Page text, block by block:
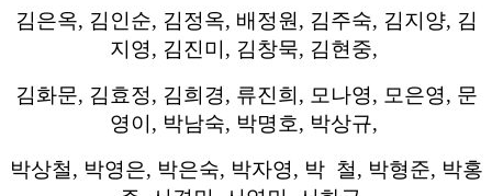
김은옥, 김인순, 김정옥, 배정원, 김주숙, 김지양, 김
지영, 김진미, 김창묵, 김현중,
김화문, 김효정, 김희경, 류진희, 모나영, 모은영, 문
영이, 박남숙, 박명호, 박상규,
박상철, 박영은, 박은숙, 박자영, 박 철, 박형준, 박홍